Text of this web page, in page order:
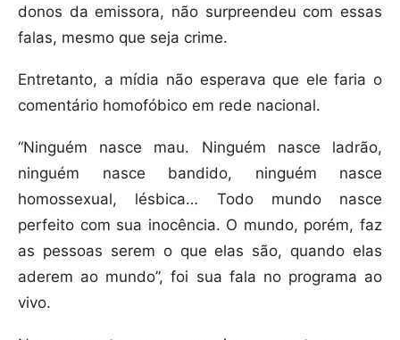
donos da emissora, não surpreendeu com essas
falas, mesmo que seja crime.
Entretanto, a mídia não esperava que ele faria o
comentário homofóbico em rede nacional.
“Ninguém nasce mau. Ninguém nasce ladrão,
ninguém nasce bandido, ninguém nasce
homossexual, lésbica… Todo mundo nasce
perfeito com sua inocência. O mundo, porém, faz
as pessoas serem o que elas são, quando elas
aderem ao mundo”, foi sua fala no programa ao
vivo.